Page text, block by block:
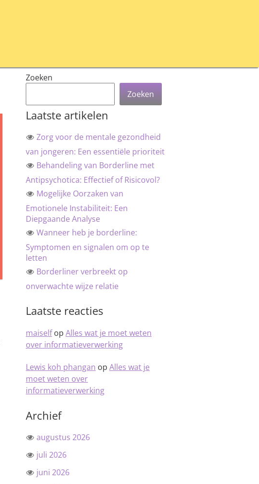
Zoeken
Zoeken
Laatste artikelen
Zorg voor de mentale gezondheid
van jongeren: Een essentiële prioriteit
Behandeling van Borderline met
Antipsychotica: Effectief of Risicovol?
Mogelijke Oorzaken van
Emotionele Instabiliteit: Een
Diepgaande Analyse
Wanneer heb je borderline:
Symptomen en signalen om op te
letten
Borderliner verbreekt op
onverwachte wijze relatie
Laatste reacties
maiselfop Alles wat je moet weten
over informatieverwerking
Lewis koh phangan op Alles wat je
moet weten over
informatieverwerking
Archief
augustus 2026
juli 2026
juni 2026